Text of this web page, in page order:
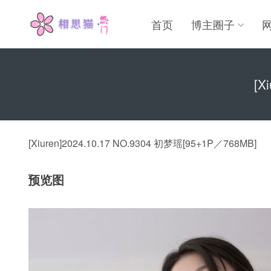
首页 博主圈子
[Xiuren]2024.10.17 NO.9304 初梦瑶[95+1P／768MB]
预览图